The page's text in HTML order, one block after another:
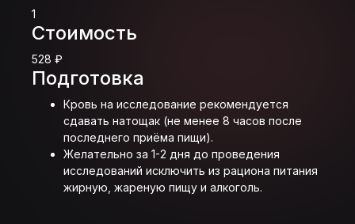
1
Стоимость
528 ₽
Подготовка
Кровь на исследование рекомендуется
сдавать натощак (не менее 8 часов после
последнего приёма пищи).
Желательно за 1-2 дня до проведения
исследований исключить из рациона питания
жирную, жареную пищу и алкоголь.